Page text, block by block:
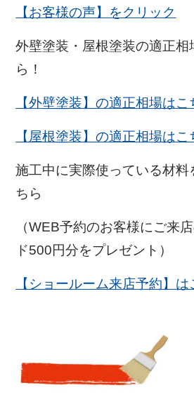
【お客様の声】をクリック
外壁塗装・屋根塗装の適正相
ら！
【外壁塗装】の適正相場はこ
【屋根塗装】の適正相場はこ
施工中に実際使っている材料
ちら
（WEB予約のお客様にご来
ド500円分をプレゼント）
【ショールーム来店予約】は